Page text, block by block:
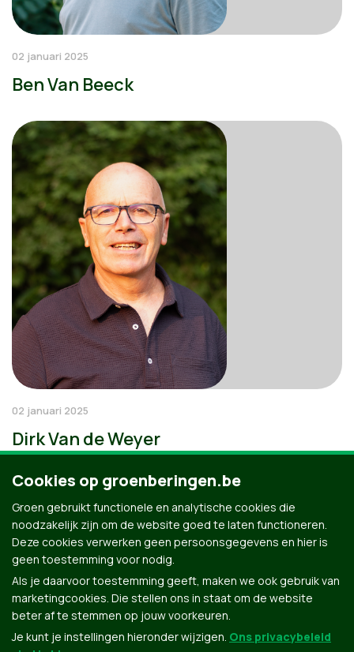
02 januari 2025
Ben Van Beeck
02 januari 2025
Dirk Van de Weyer
Cookies op groenberingen.be
Groen gebruikt functionele en analytische cookies die
noodzakelijk zijn om de website goed te laten functioneren.
Deze cookies verwerken geen persoonsgegevens en hier is
geen toestemming voor nodig.
Als je daarvoor toestemming geeft, maken we ook gebruik van
marketingcookies. Die stellen ons in staat om de website
beter af te stemmen op jouw voorkeuren.
Je kunt je instellingen hieronder wijzigen. Ons privacybeleid